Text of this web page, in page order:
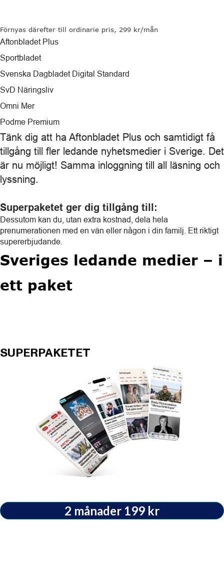
Förnyas därefter till ordinarie pris, 299 kr/mån
Aftonbladet Plus
Sportbladet
Svenska Dagbladet Digital Standard
SvD Näringsliv
Omni Mer
Podme Premium
Tänk dig att ha Aftonbladet Plus och samtidigt få
tillgång till fler ledande nyhetsmedier i Sverige. Det
är nu möjligt! Samma inloggning till all läsning och
lyssning.
Superpaketet ger dig tillgång till:
Dessutom kan du, utan extra kostnad, dela hela
prenumerationen med en vän eller någon i din familj. Ett riktigt
supererbjudande.
Sveriges ledande medier – i
ett paket
SUPERPAKETET
2 månader 199 kr